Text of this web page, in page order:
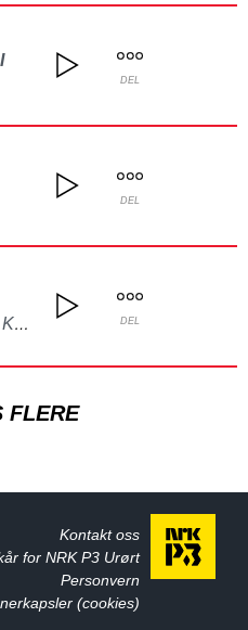
DEL
DEL
HOLD KJEFT OG KYSS MEG DEL
FLERE
Kontakt oss
for NRK P3 Urørt
Personvern
(cookies)